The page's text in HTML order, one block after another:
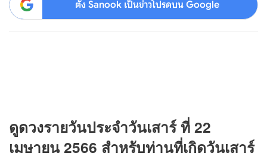
ตั้ง Sanook เป็นข่าวโปรดบน Google
ดูดวงรายวันประจำวันเสาร์ ที่ 22
เมษายน 2566 สำหรับท่านที่เกิดวันเสาร์